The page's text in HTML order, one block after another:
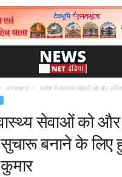
उत्तराखण्ड प्रदेश में स्वास्थ्य सेवाओं को और
सेवाओं को
सुचारू बनाने के लिए